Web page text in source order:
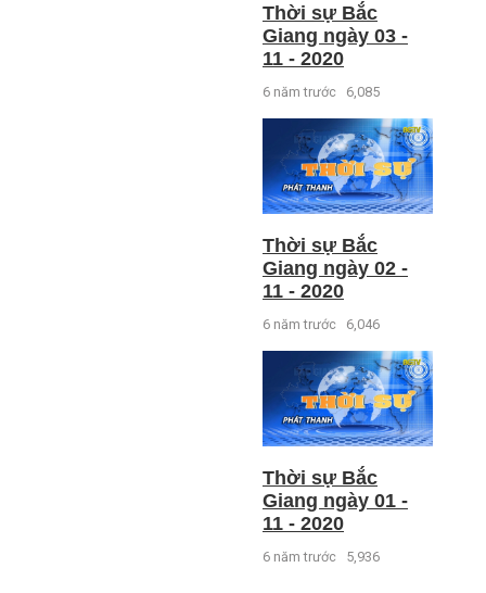
Thời sự Bắc
Giang ngày 03 -
11 - 2020
6 năm trước 6,085
Thời sự Bắc
Giang ngày 02 -
11 - 2020
6 năm trước 6,046
Thời sự Bắc
Giang ngày 01 -
11 - 2020
6 năm trước 5,936